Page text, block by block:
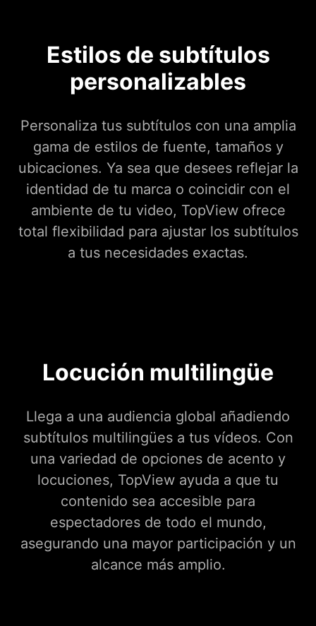
Estilos de subtítulos
personalizables
Personaliza tus subtítulos con una amplia
gama de estilos de fuente, tamaños y
ubicaciones. Ya sea que desees reflejar la
identidad de tu marca o coincidir con el
ambiente de tu video, TopView ofrece
total flexibilidad para ajustar los subtítulos
a tus necesidades exactas.
Locución multilingüe
Llega a una audiencia global añadiendo
subtítulos multilingües a tus vídeos. Con
una variedad de opciones de acento y
locuciones, TopView ayuda a que tu
contenido sea accesible para
espectadores de todo el mundo,
asegurando una mayor participación y un
alcance más amplio.